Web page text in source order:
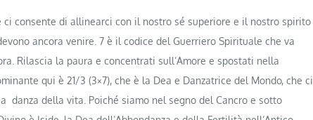
consente di allinearci con il nostro sé superiore e il nostro spirito
ancora venire. 7 è il codice del Guerriero Spirituale che va
Rilascia la paura e concentrati sull’Amore e spostati nella
qui è 21/3 (3×7), che è la Dea e Danzatrice del Mondo, che ci
danza della vita. Poiché siamo nel segno del Cancro e sotto